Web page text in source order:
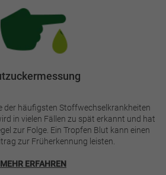
der häufigsten Stoffwechselkrankheiten
in vielen Fällen zu spät erkannt und hat
zur Folge. Ein Tropfen Blut kann einen
zur Früherkennung leisten.
MEHR ERFAHREN